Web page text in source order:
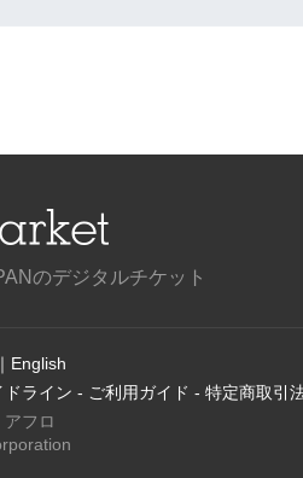
のデジタルチケット
｜ English
ドライン - ご利用ガイド - 特定商取引
フロ